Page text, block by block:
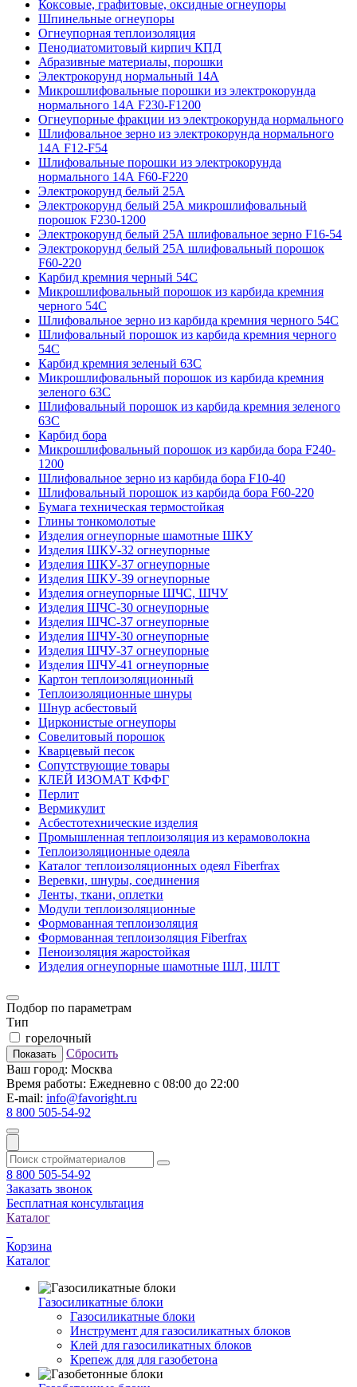
Коксовые, графитовые, оксидные огнеупоры
Шпинельные огнеупоры
Огнеупорная теплоизоляция
Пенодиатомитовый кирпич КПД
Абразивные материалы, порошки
Электрокорунд нормальный 14А
Микрошлифовальные порошки из электрокорунда
нормального 14А F230-F1200
Огнеупорные фракции из электрокорунда нормального
Шлифовальное зерно из электрокорунда нормального
14А F12-F54
Шлифовальные порошки из электрокорунда
нормального 14А F60-F220
Электрокорунд белый 25А
Электрокорунд белый 25А микрошлифовальный
порошок F230-1200
Электрокорунд белый 25А шлифовальное зерно F16-54
Электрокорунд белый 25А шлифовальный порошок
F60-220
Карбид кремния черный 54С
Микрошлифовальный порошок из карбида кремния
черного 54С
Шлифовальное зерно из карбида кремния черного 54C
Шлифовальный порошок из карбида кремния черного
54С
Карбид кремния зеленый 63С
Микрошлифовальный порошок из карбида кремния
зеленого 63С
Шлифовальный порошок из карбида кремния зеленого
63С
Карбид бора
Микрошлифовальный порошок из карбида бора F240-
1200
Шлифовальное зерно из карбида бора F10-40
Шлифовальный порошок из карбида бора F60-220
Бумага техническая термостойкая
Глины тонкомолотые
Изделия огнеупорные шамотные ШКУ
Изделия ШКУ-32 огнеупорные
Изделия ШКУ-37 огнеупорные
Изделия ШКУ-39 огнеупорные
Изделия огнеупорные ШЧС, ШЧУ
Изделия ШЧС-30 огнеупорные
Изделия ШЧС-37 огнеупорные
Изделия ШЧУ-30 огнеупорные
Изделия ШЧУ-37 огнеупорные
Изделия ШЧУ-41 огнеупорные
Картон теплоизоляционный
Теплоизоляционные шнуры
Шнур асбестовый
Цирконистые огнеупоры
Совелитовый порошок
Кварцевый песок
Сопутствующие товары
КЛЕЙ ИЗОМАТ КФФГ
Перлит
Вермикулит
Асбесто­технические изделия
Промышленная теплоизоляция из керамоволокна
Теплоизоляционные одеяла
Каталог теплоизоляционных одеял Fiberfrax
Веревки, шнуры, соединения
Ленты, ткани, оплетки
Модули теплоизоляционные
Формованная теплоизоляция
Формованная теплоизоляция Fiberfrax
Пеноизоляция жаростойкая
Изделия огнеупорные шамотные ШЛ, ШЛТ
Подбор по параметрам
Тип
горелочный
Показать
Сбросить
Ваш город: Москва
Время работы: Ежедневно с 08:00 до 22:00
E-mail: info@favoright.ru
8 800 505-54-92
8 800 505-54-92
Заказать звонок
Бесплатная консультация
Каталог
Корзина
Каталог
Газосиликатные блоки
Газосиликатные блоки
Инструмент для газосиликатных блоков
Клей для газосиликатных блоков
Крепеж для для газобетона